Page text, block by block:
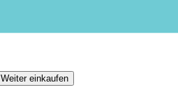
Weiter einkaufen